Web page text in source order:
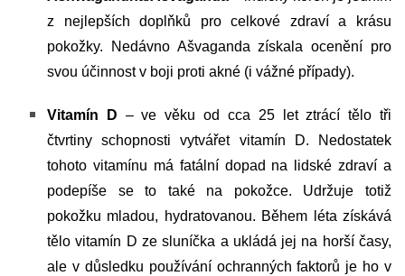
z nejlepších doplňků pro celkové zdraví a krásu
pokožky. Nedávno Ašvaganda získala ocenění pro
svou účinnost v boji proti akné (i vážné případy).
Vitamín D – ve věku od cca 25 let ztrácí tělo tři
čtvrtiny schopnosti vytvářet vitamín D. Nedostatek
tohoto vitamínu má fatální dopad na lidské zdraví a
podepíše se to také na pokožce. Udržuje totiž
pokožku mladou, hydratovanou. Během léta získává
tělo vitamín D ze sluníčka a ukládá jej na horší časy,
ale v důsledku používání ochranných faktorů je ho v